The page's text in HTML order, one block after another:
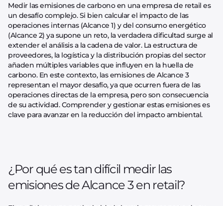
Medir las emisiones de carbono en una empresa de retail es
un desafío complejo. Si bien calcular el impacto de las
operaciones internas (Alcance 1) y del consumo energético
(Alcance 2) ya supone un reto, la verdadera dificultad surge al
extender el análisis a la cadena de valor. La estructura de
proveedores, la logística y la distribución propias del sector
añaden múltiples variables que influyen en la huella de
carbono. En este contexto, las emisiones de Alcance 3
representan el mayor desafío, ya que ocurren fuera de las
operaciones directas de la empresa, pero son consecuencia
de su actividad. Comprender y gestionar estas emisiones es
clave para avanzar en la reducción del impacto ambiental.
¿Por qué es tan difícil medir las
emisiones de Alcance 3 en retail?